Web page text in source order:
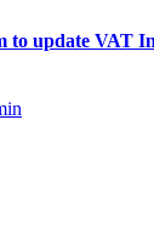
to update VAT